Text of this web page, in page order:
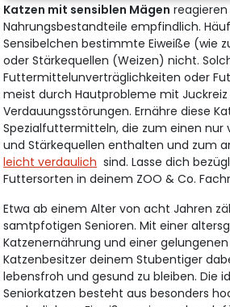
Katzen mit sensiblen Mägen
Nahrungsbestandteile empfindlich.
Sensibelchen bestimmte Eiweiße (wie
oder Stärkequellen (Weizen) nicht.
Futtermittelunverträglichkeiten oder
meist durch Hautprobleme mit
Verdauungsstörungen. Ernähre diese
Spezialfuttermitteln, die zum einen nur
und Stärkequellen enthalten und zum
leicht verdaulich sind. Lasse dich
Futtersorten in deinem ZOO & Co.
Etwa ab einem Alter von acht Jahren
samtpfotigen Senioren. Mit einer
Katzenernährung und einer
Katzenbesitzer deinem Stubentiger
lebensfroh und gesund zu bleiben. Die
Seniorkatzen besteht aus besonders